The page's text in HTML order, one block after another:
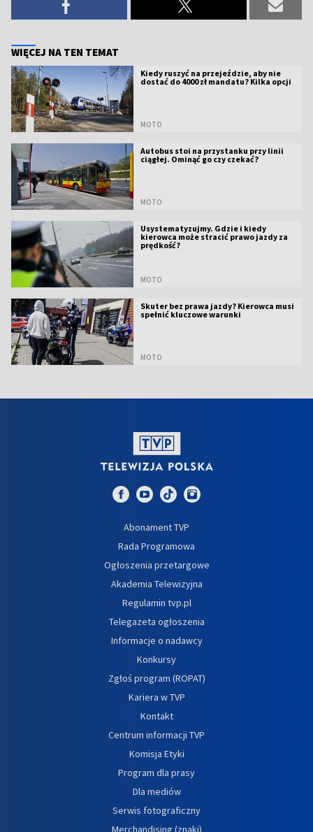
WIĘCEJ NA TEN TEMAT
Kiedy ruszyć na przejeździe, aby nie
dostać do 4000 zł mandatu? Kilka opcji
MOTO
Autobus stoi na przystanku przy linii
ciągłej. Ominąć go czy czekać?
MOTO
Usystematyzujmy. Gdzie i kiedy
kierowca może stracić prawo jazdy za
prędkość?
MOTO
Skuter bez prawa jazdy? Kierowca musi
spełnić kluczowe warunki
MOTO
Abonament TVP
Rada Programowa
Ogłoszenia przetargowe
Akademia Telewizyjna
Regulamin tvp.pl
Telegazeta ogłoszenia
Informacje o nadawcy
Konkursy
Zgłoś program (ROPAT)
Kariera w TVP
Kontakt
Centrum informacji TVP
Komisja Etyki
Program dla prasy
Dla mediów
Serwis fotograficzny
Merchandising (znaki)